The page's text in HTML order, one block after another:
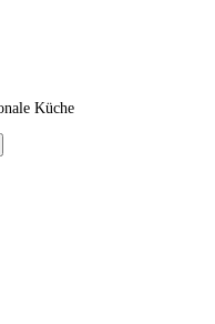
Küche